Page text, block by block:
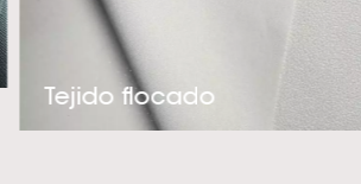
Tejido flocado